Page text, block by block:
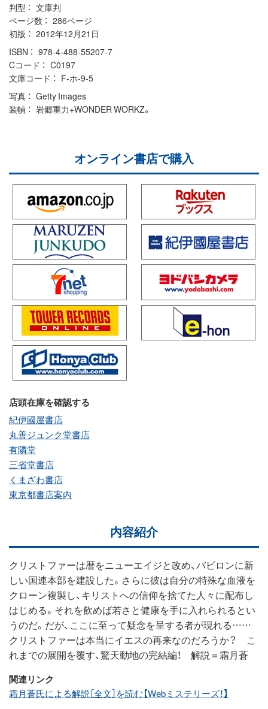
判型
文庫判
ページ数
286ページ
初版
2012年12月21日
ISBN
978-4-488-55207-7
Cコード
C0197
文庫コード
F-ホ-9-5
写真
Getty Images
装幀
岩郷重力+WONDER WORKZ。
オンライン書店で購入
店頭在庫を確認する
紀伊國屋書店
丸善ジュンク堂書店
有隣堂
三省堂書店
くまざわ書店
東京都書店案内
内容紹介
クリストファーは暦をニューエイジと改め、バビロンに新
しい国連本部を建設した。さらに彼は自分の特殊な血液を
クローン複製し、キリストへの信仰を捨てた人々に配布し
はじめる。それを飲めば若さと健康を手に入れられるとい
うのだ。だが、ここに至って疑念を呈する者が現れる……
クリストファーは本当にイエスの再来なのだろうか？ こ
れまでの展開を覆す、驚天動地の完結編！ 解説＝霜月蒼
関連リンク
霜月蒼氏による解説［全文］を読む【Webミステリーズ！】